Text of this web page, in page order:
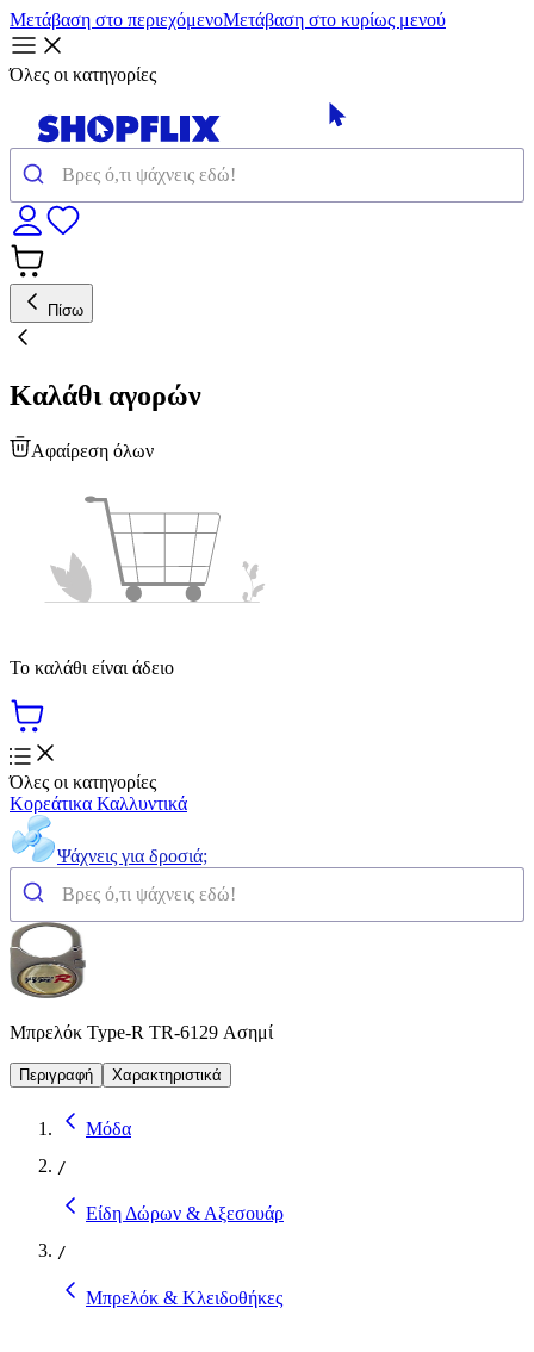
Μετάβαση στο περιεχόμενοΜετάβαση στο κυρίως μενού
Όλες οι κατηγορίες
Πίσω
Καλάθι αγορών
Αφαίρεση όλων
Το καλάθι είναι άδειο
Όλες οι κατηγορίες
Κορεάτικα Καλλυντικά
Ψάχνεις για δροσιά;
Μπρελόκ Type-R TR-6129 Ασημί
Περιγραφή Χαρακτηριστικά
Μόδα
/
Είδη Δώρων & Αξεσουάρ
/
Μπρελόκ & Κλειδοθήκες